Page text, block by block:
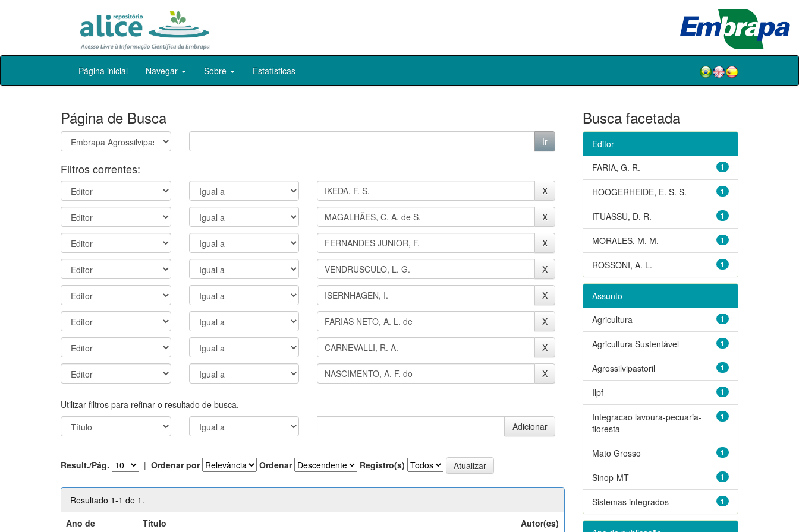
Skip
Página inicial Navegar Sobre Estatísticas
Página de Busca
Filtros correntes:
Utilizar filtros para refinar o resultado de busca.
Result./Pág. | Ordenar por Ordenar Registro(s)
Resultado 1-1 de 1.
Ano de
Título Autor(es)
Busca facetada
Editor
1
FARIA, G. R.
1
HOOGERHEIDE, E. S. S.
1
ITUASSU, D. R.
1
MORALES, M. M.
1
ROSSONI, A. L.
Assunto
1
Agricultura
1
Agricultura Sustentável
1
Agrossilvipastoril
1
Ilpf
1
Integracao lavoura-pecuaria-
floresta
1
Mato Grosso
1
Sinop-MT
1
Sistemas integrados